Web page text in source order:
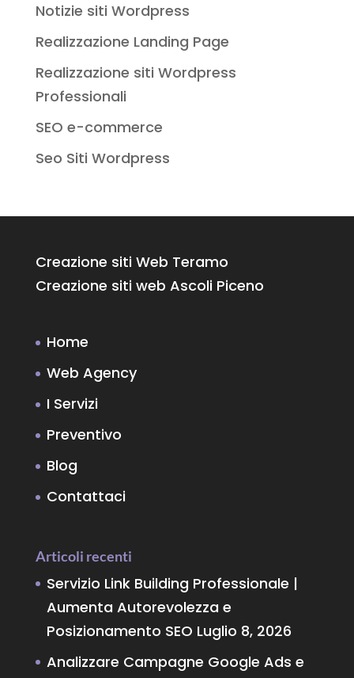
Notizie siti Wordpress
Realizzazione Landing Page
Realizzazione siti Wordpress
Professionali
SEO e-commerce
Seo Siti Wordpress
Creazione siti Web Teramo
Creazione siti web Ascoli Piceno
Home
Web Agency
I Servizi
Preventivo
Blog
Contattaci
Articoli recenti
Servizio Link Building Professionale |
Aumenta Autorevolezza e
Posizionamento SEO Luglio 8, 2026
Analizzare Campagne Google Ads e